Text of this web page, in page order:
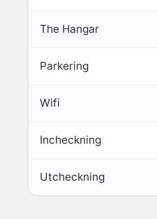
The Hangar
Parkering
Wifi
Incheckning
Utcheckning